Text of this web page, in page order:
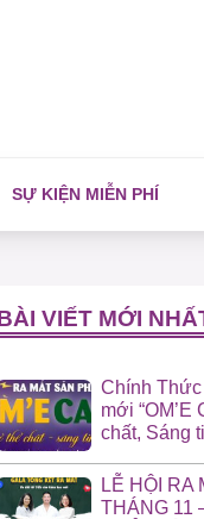
SỰ KIỆN MIỄN PHÍ
VIẾT MỚI
Chính Thức
mới “OM’E
chất, Sáng
LỄ HỘI RA
THÁNG 11